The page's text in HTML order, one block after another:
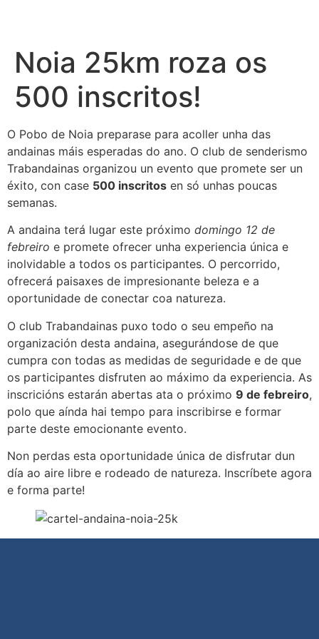
Noia 25km roza os
500 inscritos!
O Pobo de Noia preparase para acoller unha das
andainas máis esperadas do ano. O club de senderismo
Trabandainas organizou un evento que promete ser un
éxito, con case 500 inscritos en só unhas poucas
semanas.
A andaina terá lugar este próximo domingo 12 de
febreiro e promete ofrecer unha experiencia única e
inolvidable a todos os participantes. O percorrido,
ofrecerá paisaxes de impresionante beleza e a
oportunidade de conectar coa natureza.
O club Trabandainas puxo todo o seu empeño na
organización desta andaina, asegurándose de que
cumpra con todas as medidas de seguridade e de que
os participantes disfruten ao máximo da experiencia. As
inscricións estarán abertas ata o próximo 9 de febreiro,
polo que aínda hai tempo para inscribirse e formar
parte deste emocionante evento.
Non perdas esta oportunidade única de disfrutar dun
día ao aire libre e rodeado de natureza. Inscríbete agora
e forma parte!